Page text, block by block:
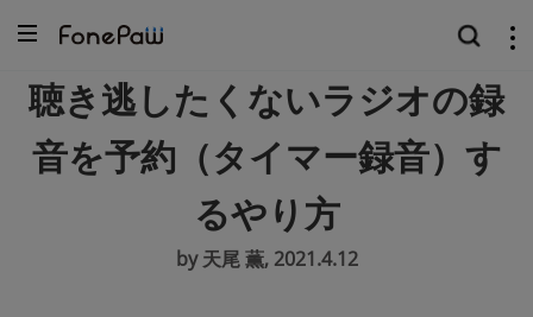
聴き逃したくないラジオの録
音を予約（タイマー録音）す
るやり方
by 天尾 薫, 2021.4.12